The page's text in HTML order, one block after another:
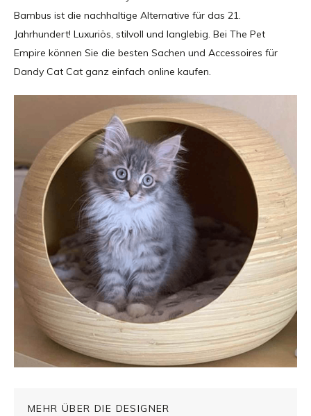
Bambus ist die nachhaltige Alternative für das 21.
Jahrhundert! Luxuriös, stilvoll und langlebig. Bei The Pet
Empire können Sie die besten Sachen und Accessoires für
Dandy Cat Cat ganz einfach online kaufen.
MEHR ÜBER DIE DESIGNER